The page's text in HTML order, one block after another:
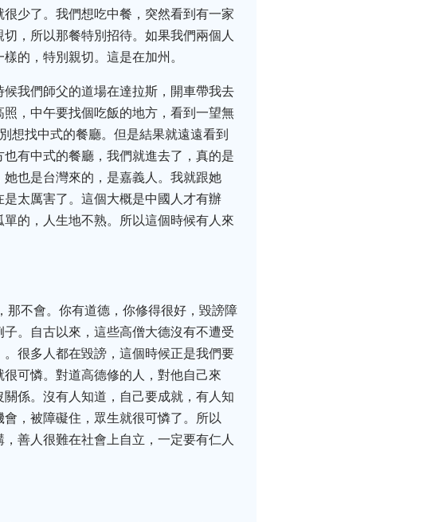
少了。我們想吃中餐，突然看到有一家
，所以那餐特別招待。如果我們兩個人
的，特別親切。這是在加州。
我們師父的道場在達拉斯，開車帶我去
，中午要找個吃飯的地方，看到一望無
想找中式的餐廳。但是結果就遠遠看到
有中式的餐廳，我們就進去了，真的是
也是台灣來的，是嘉義人。我就跟她
太厲害了。這個大概是中國人才有辦
的，人生地不熟。所以這個時候有人來
那不會。你有道德，你修得很好，毀謗障
。自古以來，這些高僧大德沒有不遭受
很多人都在毀謗，這個時候正是我們要
可憐。對道高德修的人，對他自己來
係。沒有人知道，自己要成就，有人知
，被障礙住，眾生就很可憐了。所以
善人很難在社會上自立，一定要有仁人